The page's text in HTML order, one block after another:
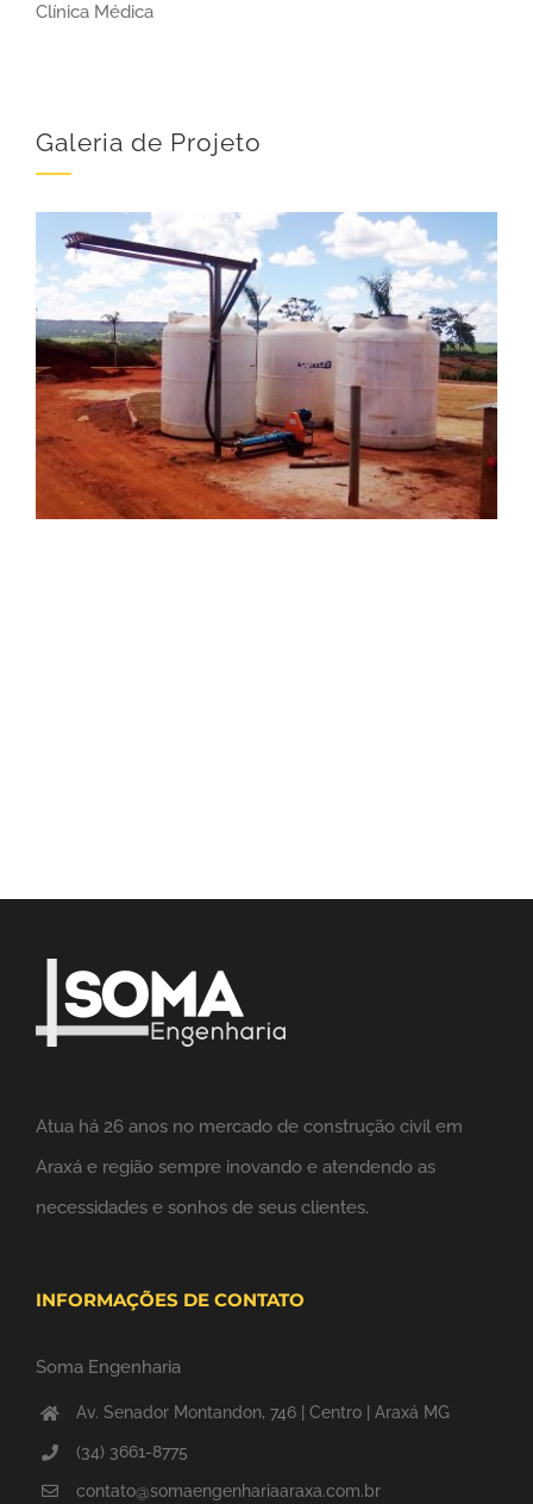
Clínica Médica
Galeria de Projeto
Atua há 26 anos no mercado de construção civil em
Araxá e região sempre inovando e atendendo as
necessidades e sonhos de seus clientes.
INFORMAÇÕES DE CONTATO
Soma Engenharia
Av. Senador Montandon, 746 | Centro | Araxá MG
(34) 3661-8775
contato@somaengenhariaaraxa.com.br